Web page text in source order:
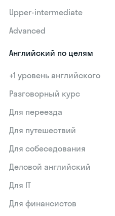
Upper-intermediate
Advanced
Английский по целям
+1 уровень английского
Разговорный курс
Для переезда
Для путешествий
Для собеседования
Деловой английский
Для IT
Для финансистов